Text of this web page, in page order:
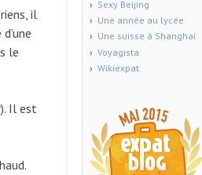
il
le
Il est
Sexy Beijing
Une année au lycée
Une suisse à Shanghai
Voyagista
Wikiexpat